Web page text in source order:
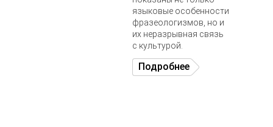
языковые особенности
фразеологизмов, но и
их неразрывная связь
с культурой.
Подробнее